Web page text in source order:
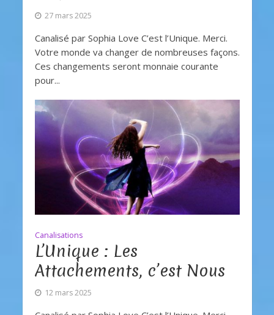
27 mars 2025
Canalisé par Sophia Love C’est l’Unique. Merci.
Votre monde va changer de nombreuses façons.
Ces changements seront monnaie courante
pour...
Canalisations
L’Unique : Les
Attachements, c’est Nous
12 mars 2025